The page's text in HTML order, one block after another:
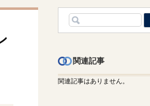
関連記事
関連記事はありません。